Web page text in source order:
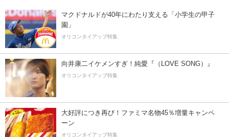
マクドナルドが40年にわたり支える「小学生の甲子
園」
オリコンタイアップ特集
向井康二イケメンすぎ！純愛『（LOVE SONG）』
オリコンタイアップ特集
大好評につき再び！ファミマ名物45％増量キャンペ
ーン
オリコンタイアップ特集